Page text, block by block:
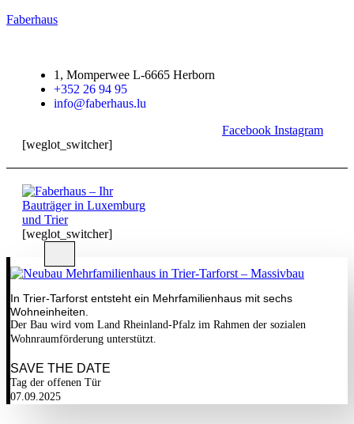
Faberhaus
1, Momperwee L-6665 Herborn
+352 26 94 95
info@faberhaus.lu
Facebook Instagram
[weglot_switcher]
[weglot_switcher]
In Trier-Tarforst entsteht ein Mehrfamilienhaus mit sechs
Wohneinheiten.
Der Bau wird vom Land Rheinland-Pfalz im Rahmen der sozialen
Wohnraumförderung unterstützt.
SAVE THE DATE
Tag der offenen Tür
07.09.2025